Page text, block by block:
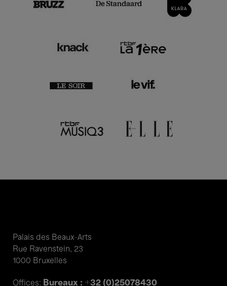
Palais des Beaux-Arts
Rue Ravenstein, 23
1000 Bruxelles
Offices: Bureaux : +32 (0)25078430